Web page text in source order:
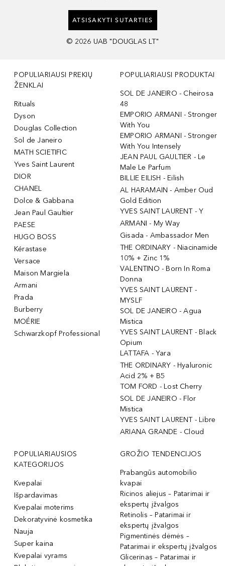
ATSISAKYTI SUTARTIES
© 2026 UAB "DOUGLAS LT"
POPULIARIAUSI PREKIŲ
ŽENKLAI
Rituals
Dyson
Douglas Collection
Sol de Janeiro
MATH SCIETIFIC
Yves Saint Laurent
DIOR
CHANEL
Dolce & Gabbana
Jean Paul Gaultier
PAESE
HUGO BOSS
Kérastase
Versace
Maison Margiela
Armani
Prada
Burberry
MOÉRIE
Schwarzkopf Professional
POPULIARIAUSI PRODUKTAI
SOL DE JANEIRO - Cheirosa
48
EMPORIO ARMANI - Stronger
With You
EMPORIO ARMANI - Stronger
With You Intensely
JEAN PAUL GAULTIER - Le
Male Le Parfum
BILLIE EILISH - Eilish
AL HARAMAIN - Amber Oud
Gold Edition
YVES SAINT LAURENT - Y
ARMANI - My Way
Gisada - Ambassador Men
THE ORDINARY - Niacinamide
10% + Zinc 1%
VALENTINO - Born In Roma
Donna
YVES SAINT LAURENT -
MYSLF
SOL DE JANEIRO - Agua
Mistica
YVES SAINT LAURENT - Black
Opium
LATTAFA - Yara
THE ORDINARY - Hyaluronic
Acid 2% + B5
TOM FORD - Lost Cherry
SOL DE JANEIRO - Flor
Mistica
YVES SAINT LAURENT - Libre
ARIANA GRANDE - Cloud
POPULIARIAUSIOS
KATEGORIJOS
Kvepalai
Išpardavimas
Kvepalai moterims
Dekoratyvinė kosmetika
Nauja
Super kaina
Kvepalai vyrams
GROŽIO TENDENCIJOS
Prabangūs automobilio
kvapai
Ricinos aliejus – Patarimai ir
ekspertų įžvalgos
Retinolis – Patarimai ir
ekspertų įžvalgos
Pigmentinės dėmės –
Patarimai ir ekspertų įžvalgos
Glicerinas – Patarimai ir